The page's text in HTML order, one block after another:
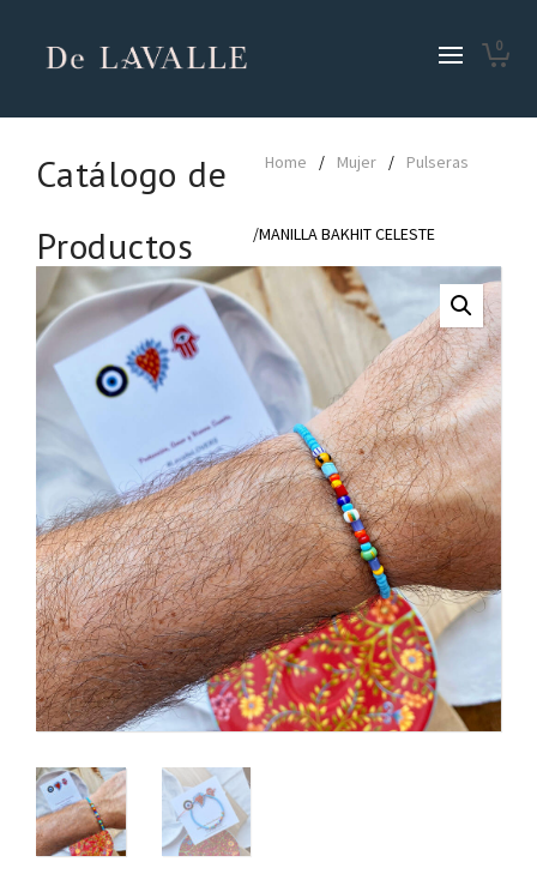
0
Catálogo de
Productos
Home / Mujer / Pulseras
/MANILLA BAKHIT CELESTE